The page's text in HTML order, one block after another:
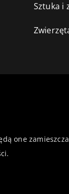
Sztuka i
one
.